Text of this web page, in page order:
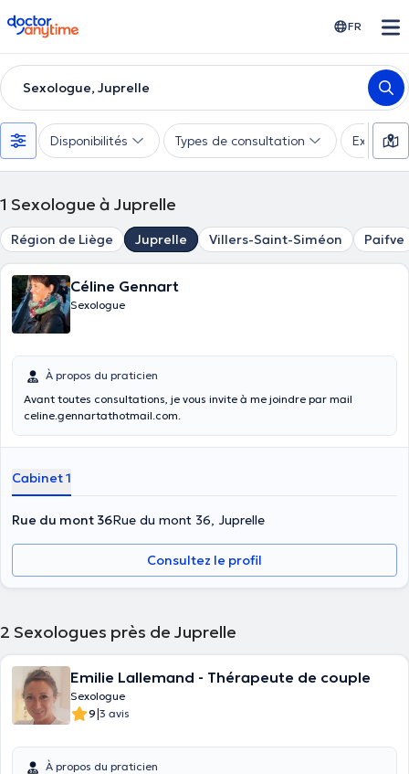
doctoranytime FR
Sexologue, Juprelle
Disponibilités Types de consultation Expertise
1 Sexologue à Juprelle
Région de Liège Juprelle Villers-Saint-Siméon Paifve
Céline Gennart
Sexologue
À propos du praticien
Avant toutes consultations, je vous invite à me joindre par mail
celine.gennartathotmail.com.
Cabinet 1
Rue du mont 36Rue du mont 36, Juprelle
Consultez le profil
2 Sexologues près de Juprelle
Emilie Lallemand - Thérapeute de couple
Sexologue
9|3 avis
À propos du praticien